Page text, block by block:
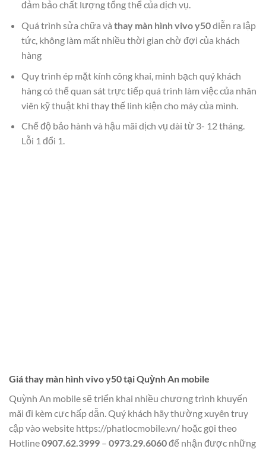
đảm bảo chất lượng tổng thể của dịch vụ.
Quá trình sửa chữa và thay màn hình vivo y50diễn ra lập
tức, không làm mất nhiều thời gian chờ đợi của khách
hàng
Quy trình ép mặt kính công khai, minh bạch quý khách
hàng có thể quan sát trực tiếp quá trình làm việc của nhân
viên kỹ thuật khi thay thế linh kiện cho máy của mình.
Chế độ bảo hành và hậu mãi dịch vụ dài từ 3- 12 tháng.
Lỗi 1 đổi 1.
Giá thay màn hình vivo y50 tại Quỳnh An mobile
Quỳnh An mobile sẽ triển khai nhiều chương trình khuyến
mãi đi kèm cực hấp dẫn. Quý khách hãy thường xuyên truy
cập vào website https://phatlocmobile.vn/ hoặc gọi theo
Hotline0907.62.3999 – 0973.29.6060để nhận được những